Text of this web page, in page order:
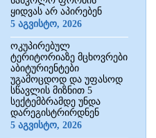
ყიდვას არ აპირებენ
5 აგვისტო, 2026
ოკუპირებულ
ტერიტორიაზე მცხოვრები
აბიტურიენტები
უგამოცდოდ და უფასოდ
სწავლის მიზნით 5
სექტემბრამდე უნდა
დარეგისტრირდნენ
5 აგვისტო, 2026